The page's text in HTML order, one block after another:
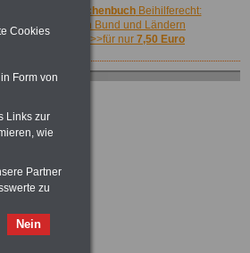
TaschenbuchBeihilferecht:
in Bund und Ländern
>>>für nur 7,50 Euro
Cookies
Form von
Links zur
wie
Partner
zu
Nein